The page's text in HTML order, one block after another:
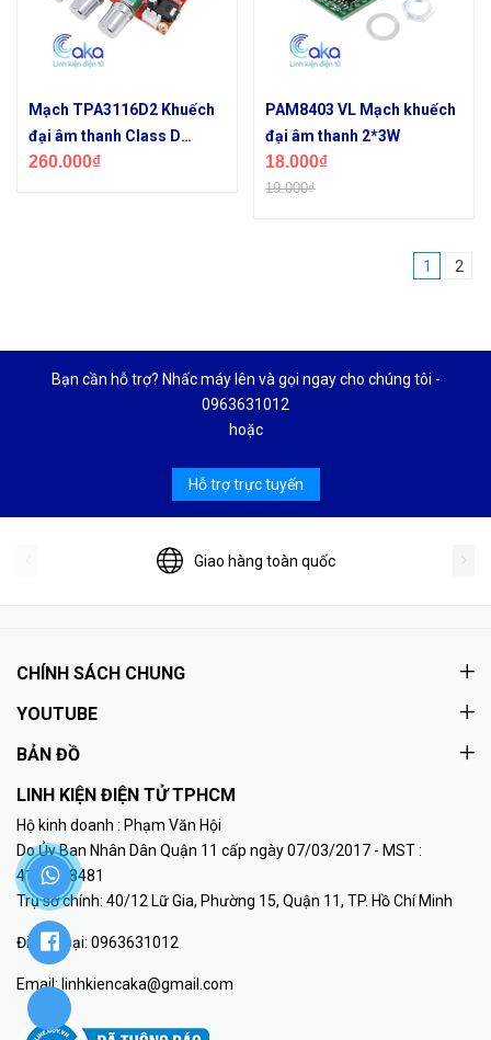
Mạch TPA3116D2 Khuếch
đại âm thanh Class D
2*50W +100W
260.000₫
PAM8403 VL Mạch khuếch
đại âm thanh 2*3W
18.000₫
19.000₫
1 2
Bạn cần hỗ trợ? Nhấc máy lên và gọi ngay cho chúng tôi -
0963631012
hoặc
Hỗ trợ trực tuyến
Giao hàng toàn quốc
CHÍNH SÁCH CHUNG
YOUTUBE
BẢN ĐỒ
LINH KIỆN ĐIỆN TỬ TPHCM
Hộ kinh doanh : Phạm Văn Hội
Do Ủy Ban Nhân Dân Quận 11 cấp ngày 07/03/2017 - MST :
41K8018481
Trụ sở chính: 40/12 Lữ Gia, Phường 15, Quận 11, TP. Hồ Chí Minh
Điện thoại: 0963631012
Email: linhkiencaka@gmail.com